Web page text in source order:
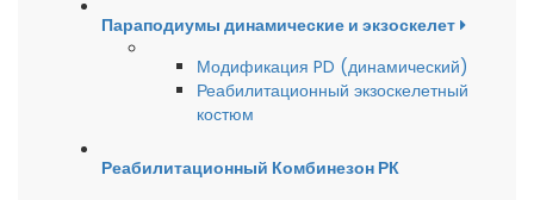
Параподиумы динамические и экзоскелет
Модификация PD (динамический)
Реабилитационный экзоскелетный
костюм
Реабилитационный Комбинезон РК